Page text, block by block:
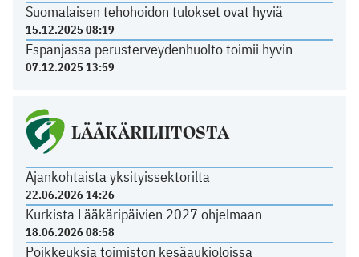
Suomalaisen tehohoidon tulokset ovat hyviä
15.12.2025 08:19
Espanjassa perusterveydenhuolto toimii hyvin
07.12.2025 13:59
LÄÄKÄRILIITOSTA
Ajankohtaista yksityissektorilta
22.06.2026 14:26
Kurkista Lääkäripäivien 2027 ohjelmaan
18.06.2026 08:58
Poikkeuksia toimiston kesäaukioloissa